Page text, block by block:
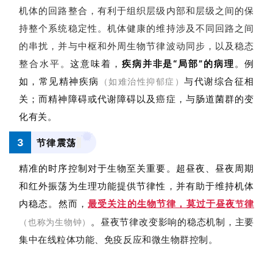
关
于
我
们
机体的回路整合，有利于组织层级内部和层级之间的保
持整个系统稳定性。 机体健康的维持涉及不同回路之间
的串扰，并与中枢和外周生物节律波动同步，以及稳态
整合水平。这意味着， 疾病并非是“局部”的病理。例
如，常见精神疾病
（如难治性抑郁症）与代谢综合征相
关；而精神障碍或代谢障碍以及癌症，与肠道菌群的变
化有关。
3 节律震荡
精准的时序控制对于生物至关重要。超昼夜、昼夜周期
和红外振荡为生理功能提供节律性，并有助于维持机体
内稳态。然而，最受关注的生物节律，莫过于昼夜节律
（也称为生物钟） 。 昼夜节律改变影响的稳态机制，主要
集中在线粒体功能、免疫反应和微生物群控制。